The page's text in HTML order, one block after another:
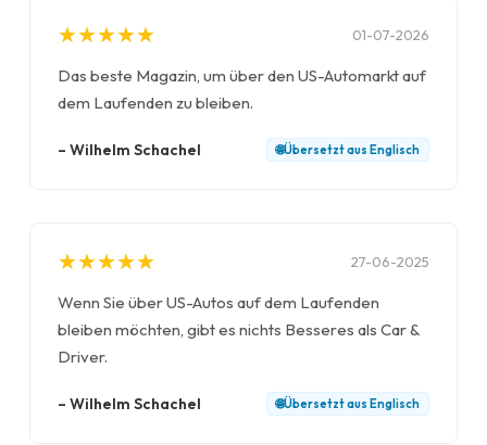
★
★★
★★
★★
★★
★ 01-07-2026
Das beste Magazin, um über den US-Automarkt auf
dem Laufenden zu bleiben.
– Wilhelm Schachel 🌐Übersetzt aus Englisch
★
★★
★★
★★
★★
★ 27-06-2025
Wenn Sie über US-Autos auf dem Laufenden
bleiben möchten, gibt es nichts Besseres als Car &
Driver.
– Wilhelm Schachel 🌐Übersetzt aus Englisch